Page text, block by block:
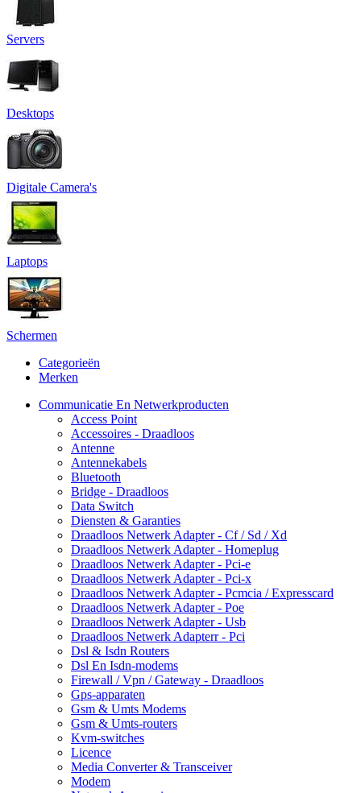
Servers
Desktops
Digitale Camera's
Laptops
Schermen
Categorieën
Merken
Communicatie En Netwerkproducten
Access Point
Accessoires - Draadloos
Antenne
Antennekabels
Bluetooth
Bridge - Draadloos
Data Switch
Diensten & Garanties
Draadloos Netwerk Adapter - Cf / Sd / Xd
Draadloos Netwerk Adapter - Homeplug
Draadloos Netwerk Adapter - Pci-e
Draadloos Netwerk Adapter - Pci-x
Draadloos Netwerk Adapter - Pcmcia / Expresscard
Draadloos Netwerk Adapter - Poe
Draadloos Netwerk Adapter - Usb
Draadloos Netwerk Adapterr - Pci
Dsl & Isdn Routers
Dsl En Isdn-modems
Firewall / Vpn / Gateway - Draadloos
Gps-apparaten
Gsm & Umts Modems
Gsm & Umts-routers
Kvm-switches
Licence
Media Converter & Transceiver
Modem